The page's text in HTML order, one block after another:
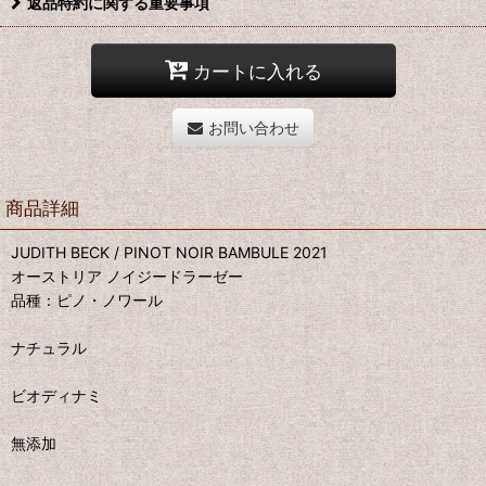
カートに入れる
お問い合わせ
商品詳細
JUDITH BECK / PINOT NOIR BAMBULE 2021
オーストリア ノイジードラーゼー
品種：ピノ・ノワール
ナチュラル
ビオディナミ
無添加